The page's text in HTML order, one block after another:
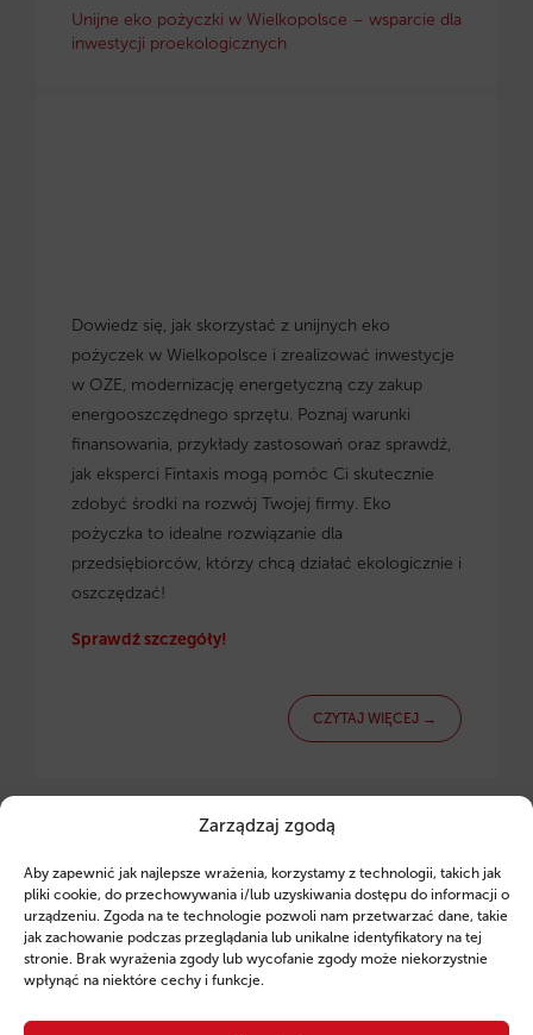
Zarządzaj zgodą
Aby zapewnić jak najlepsze wrażenia, korzystamy z technologii, takich jak
pliki cookie, do przechowywania i/lub uzyskiwania dostępu do informacji o
urządzeniu. Zgoda na te technologie pozwoli nam przetwarzać dane, takie
jak zachowanie podczas przeglądania lub unikalne identyfikatory na tej
stronie. Brak wyrażenia zgody lub wycofanie zgody może niekorzystnie
wpłynąć na niektóre cechy i funkcje.
Unijne eko pożyczki w Wielkopolsce – wsparcie dla
inwestycji proekologicznych
Dowiedz się, jak skorzystać z unijnych eko
pożyczek w Wielkopolsce i zrealizować inwestycje
w OZE, modernizację energetyczną czy zakup
energooszczędnego sprzętu. Poznaj warunki
finansowania, przykłady zastosowań oraz sprawdź,
jak eksperci Fintaxis mogą pomóc Ci skutecznie
zdobyć środki na rozwój Twojej firmy. Eko
pożyczka to idealne rozwiązanie dla
przedsiębiorców, którzy chcą działać ekologicznie i
oszczędzać!
Sprawdź szczegóły!
CZYTAJ WIĘCEJ →
przedsiębiorców z regionu małopolskiego.